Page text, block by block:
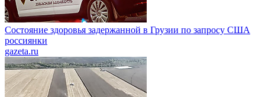
Состояние здоровья задержанной в Грузии по запросу США
россиянки
gazeta.ru